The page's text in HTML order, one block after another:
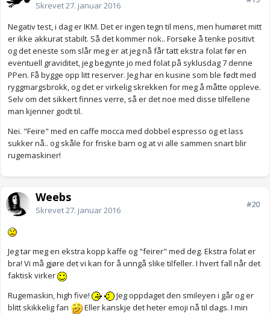
Skrevet27. januar 2016
Negativ test, i dag er IKM. Det er ingen tegn til mens, men humøret mitt
er ikke akkurat stabilt. Så det kommer nok.. Forsøke å tenke positivt
og det eneste som slår meg er at jeg nå får tatt ekstra folat før en
eventuell graviditet, jeg begynte jo med folat på syklusdag 7 denne
PPen. Få bygge opp litt reserver. Jeg har en kusine som ble født med
ryggmargsbrokk, og det er virkelig skrekken for meg å måtte oppleve.
Selv om det sikkert finnes verre, så er det noe med disse tilfellene
man kjenner godt til.
Nei. "Feire" med en caffe mocca med dobbel espresso og et lass
sukker nå.. og skåle for friske barn og at vi alle sammen snart blir
rugemaskiner!
Weebs
Skrevet27. januar 2016
#20
Jeg tar meg en ekstra kopp kaffe og "feirer" med deg. Ekstra folat er
bra! Vi må gjøre det vi kan for å unngå slike tilfeller. I hvert fall når det
faktisk virker
Rugemaskin, high five!
Jeg oppdaget den smileyen i går og er
blitt skikkelig fan
Eller kanskje det heter emoji nå til dags. I min